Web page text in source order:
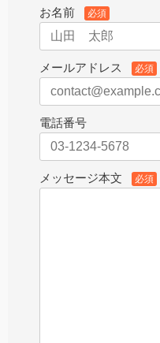
お名前 必須
メールアドレス 必須
電話番号
メッセージ本文 必須